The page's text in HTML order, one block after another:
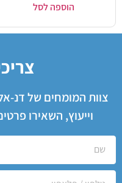
הוספה לסל
צוות המומחים של דנ-
וייעוץ, השאירו